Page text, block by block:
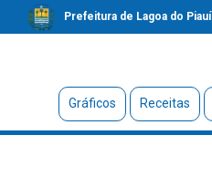
Prefeitura de Lagoa do Piauí
Gráficos Receitas